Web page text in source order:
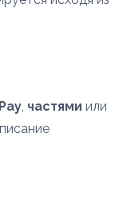
, частями или